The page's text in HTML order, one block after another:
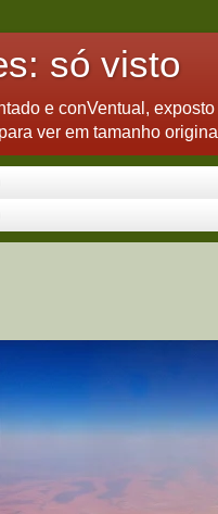
só visto
e conVentual,
ver em tamanho